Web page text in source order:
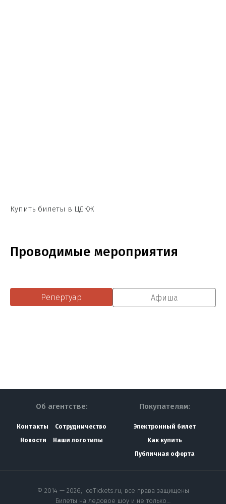
Купить билеты в ЦДКЖ
Проводимые мероприятия
Репертуар Афиша
Об агентстве:
Контакты
Сотрудничество
Новости
Наши логотипы
Покупателям:
Электронный билет
Как купить
Публичная оферта
© 2014 — 2026, IceTickets.ru, все права защищены
Билеты на ледовое шоу и не только…